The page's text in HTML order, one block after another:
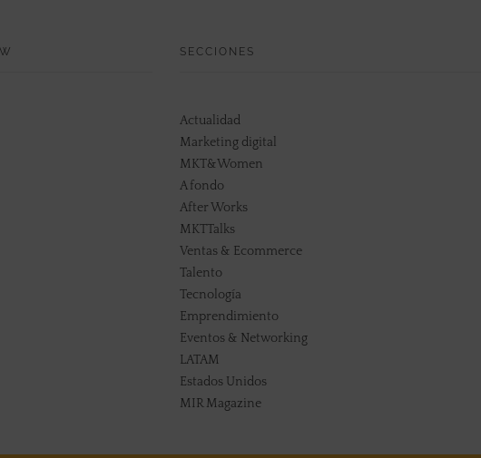
SECCIONES
Actualidad
Marketing digital
MKT&Women
A fondo
After Works
MKTTalks
Ventas & Ecommerce
Talento
Tecnología
Emprendimiento
Eventos & Networking
LATAM
Estados Unidos
MIR Magazine